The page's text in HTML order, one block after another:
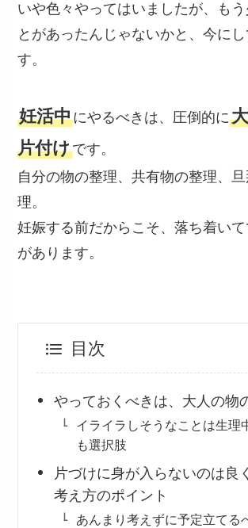
いや色々やってはいましたが、も
とがあったんじゃないかと、今に
す。
妊活中にやるべきは、圧倒的に
片付けです。
自分の物の整理、共有物の整理、
理。
妊娠する前だからこそ、落ち着い
があります。
目次
やっておくべきは、大人の物
イライラしそうなことは生理
も選択肢
片づけに身が入らないのは良
考え方のポイント
あんまり考えずに予定立てる